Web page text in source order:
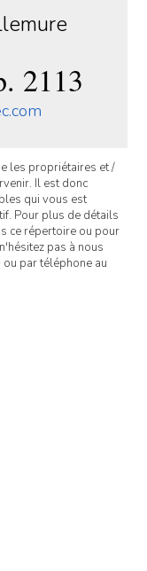
2113
les propriétaires et /
Il est donc
qui vous est
Pour plus de détails
ce répertoire ou pour
pas à nous
ou par téléphone au